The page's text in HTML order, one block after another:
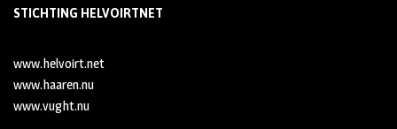
STICHTING HELVOIRTNET
www.helvoirt.net
www.haaren.nu
www.vught.nu